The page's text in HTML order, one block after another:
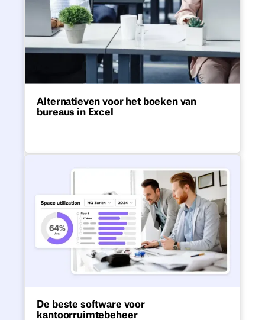
Alternatieven voor het boeken van
bureaus in Excel
werkvormen.
De beste software voor
kantoorruimtebeheer